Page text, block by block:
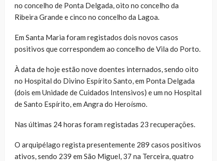
no concelho de Ponta Delgada, oito no concelho da
Ribeira Grande e cinco no concelho da Lagoa.
Em Santa Maria foram registados dois novos casos
positivos que correspondem ao concelho de Vila do Porto.
À data de hoje estão nove doentes internados, sendo oito
no Hospital do Divino Espírito Santo, em Ponta Delgada
(dois em Unidade de Cuidados Intensivos) e um no Hospital
de Santo Espírito, em Angra do Heroísmo.
Nas últimas 24 horas foram registadas 23 recuperações.
O arquipélago regista presentemente 289 casos positivos
ativos, sendo 239 em São Miguel, 37 na Terceira, quatro